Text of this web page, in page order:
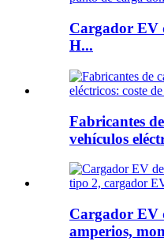
Cargador EV
H...
Fabricantes
vehículos
Cargador EV
amperios,